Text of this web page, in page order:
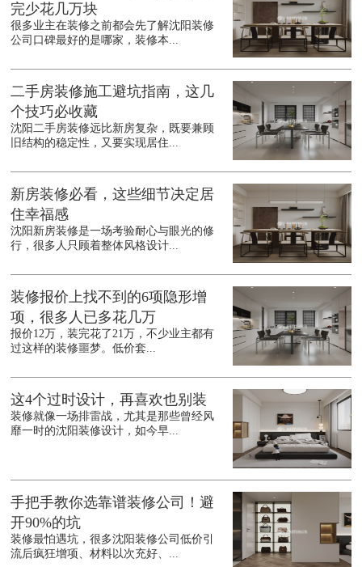
完少花几万块
很多业主在装修之前都会先了解沈阳装修
公司口碑最好的是哪家，装修本...
二手房装修施工避坑指南，这几
个技巧必收藏
沈阳二手房装修远比新房复杂，既要兼顾
旧结构的稳定性，又要实现居住...
新房装修必看，这些细节决定居
住幸福感
沈阳新房装修是一场考验耐心与眼光的修
行，很多人只顾着整体风格设计...
装修报价上找不到的6项隐形增
项，很多人已多花几万
报价12万，装完花了21万，不少业主都有
过这样的装修噩梦。低价套...
这4个过时设计，再喜欢也别装
装修就像一场排雷战，尤其是那些曾经风
靡一时的沈阳装修设计，如今早...
手把手教你选靠谱装修公司！避
开90%的坑
装修最怕遇坑，很多沈阳装修公司低价引
流后疯狂增项、材料以次充好、...